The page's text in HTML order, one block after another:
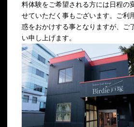
料体験をご希望される方には日程の
せていただく事もございます。ご利
惑をおかけする事となりますが、ご
い申し上げます。